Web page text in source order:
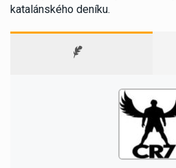
katalánského deníku.